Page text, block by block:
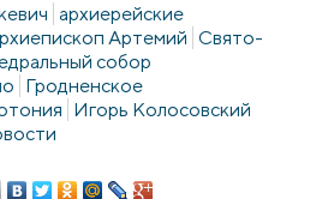
архиерейские
Артемий Свято-
собор
Гродненское
Игорь Колосовский